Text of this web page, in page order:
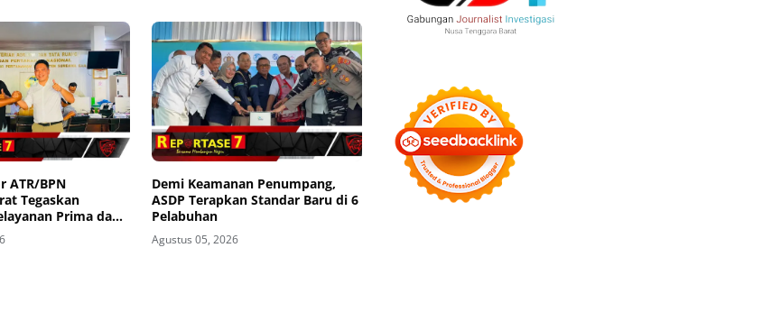
ATR/BPN
Tegaskan
Prima dan
Demi Keamanan Penumpang,
ASDP Terapkan Standar Baru di 6
Pelabuhan
Agustus 05, 2026